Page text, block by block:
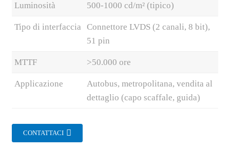
Luminosità 500-1000 cd/m² (tipico)
Tipo di interfaccia
Connettore LVDS (2 canali, 8 bit),
51 pin
MTTF >50.000 ore
Applicazione
Autobus, metropolitana, vendita al
dettaglio (capo scaffale, guida)
CONTATTACI